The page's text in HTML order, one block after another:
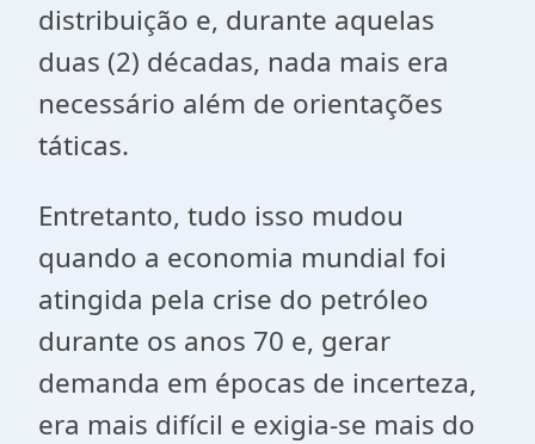
distribuição e, durante aquelas
duas (2) décadas, nada mais era
necessário além de orientações
táticas.
Entretanto, tudo isso mudou
quando a economia mundial foi
atingida pela crise do petróleo
durante os anos 70 e, gerar
demanda em épocas de incerteza,
era mais difícil e exigia-se mais do